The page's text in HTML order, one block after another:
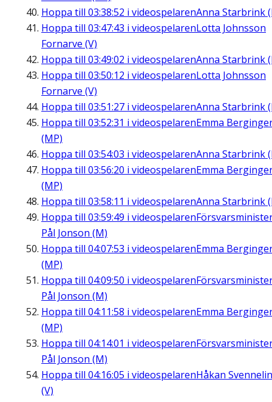
Hoppa till 03:38:52 i videospelarenAnna Starbrink
Hoppa till 03:47:43 i videospelarenLotta Johnsson
Fornarve (V)
Hoppa till 03:49:02 i videospelarenAnna Starbrink
Hoppa till 03:50:12 i videospelarenLotta Johnsson
Fornarve (V)
Hoppa till 03:51:27 i videospelarenAnna Starbrink
Hoppa till 03:52:31 i videospelarenEmma
(MP)
Hoppa till 03:54:03 i videospelarenAnna Starbrink
Hoppa till 03:56:20 i videospelarenEmma
(MP)
Hoppa till 03:58:11 i videospelarenAnna Starbrink
Hoppa till 03:59:49 i videospelaren
Pål Jonson (M)
Hoppa till 04:07:53 i videospelarenEmma
(MP)
Hoppa till 04:09:50 i videospelaren
Pål Jonson (M)
Hoppa till 04:11:58 i videospelarenEmma
(MP)
Hoppa till 04:14:01 i videospelaren
Pål Jonson (M)
Hoppa till 04:16:05 i videospelarenHåkan
(V)